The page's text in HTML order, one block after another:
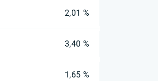
2,01 %
3,40 %
1,65 %